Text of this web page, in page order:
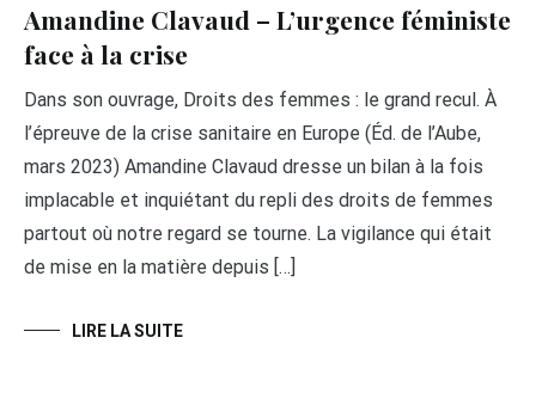
Amandine Clavaud – L’urgence féministe
face à la crise
Dans son ouvrage, Droits des femmes : le grand recul. À
l’épreuve de la crise sanitaire en Europe (Éd. de l’Aube,
mars 2023) Amandine Clavaud dresse un bilan à la fois
implacable et inquiétant du repli des droits de femmes
partout où notre regard se tourne. La vigilance qui était
de mise en la matière depuis […]
LIRE LA SUITE